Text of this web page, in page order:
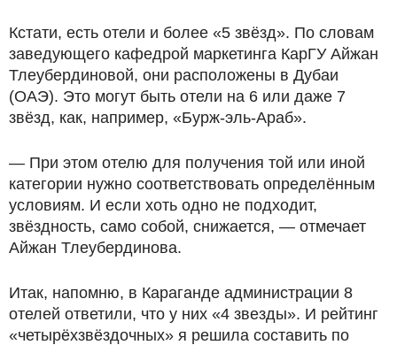
Кстати, есть отели и более «5 звёзд». По словам
заведующего кафедрой маркетинга КарГУ Айжан
Тлеубердиновой, они расположены в Дубаи
(ОАЭ). Это могут быть отели на 6 или даже 7
звёзд, как, например, «Бурж-эль-Араб».
— При этом отелю для получения той или иной
категории нужно соответствовать определённым
условиям. И если хоть одно не подходит,
звёздность, само собой, снижается, — отмечает
Айжан Тлеубердинова.
Итак, напомню, в Караганде администрации 8
отелей ответили, что у них «4 звезды». И рейтинг
«четырёхзвёздочных» я решила составить по